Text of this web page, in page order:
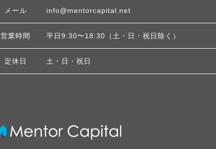
メール info@mentorcapital.net
営業時間 平日9:30〜18:30（土・日・祝日除く）
定休日 土・日・祝日